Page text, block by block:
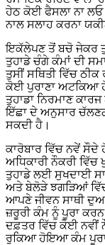
ਹੇਠ ਕੋਈ ਫੈਸਲਾ ਨਾ
ਨਾਲ ਸਲਾਹ ਕਰਨਾ
ਇਕੱਲੇਪਣ ਤੋਂ ਬਚੋ ਜੇਕਰ
ਤੁਹਾਡੇ ਚੰਗੇ ਕੰਮਾਂ ਦੀ
ਤੁਸੀਂ ਸਥਿਤੀ ਵਿੱਚ
ਕੋਈ ਪੁਰਾਣਾ ਅਟਕਿਆ
ਤੁਹਾਡਾ ਨਿਰਮਾਣ
ਇੱਛਾ ਦੇ ਅਨੁਸਾਰ
ਸਕਦੀ ਹੈ।
ਕਾਰੋਬਾਰ ਵਿੱਚ ਨਵੇਂ
ਅਧਿਕਾਰੀ ਨੌਕਰੀ
ਤੁਹਾਡੇ ਲਈ ਸੁਖਦਾਈ
ਅਤੇ ਬੇਲੋੜੇ ਝਗੜਿਆਂ
ਆਪਣੇ ਜੀਵਨ ਸਾਥੀ
ਜ਼ਰੂਰੀ ਕੰਮ ਨੂੰ ਪੂਰਾ
ਦਫ਼ਤਰ ਵਿੱਚ ਕੋਈ ਨਵੀਂ
ਰੁਕਿਆ ਹੋਇਆ ਕੰਮ ਪੂਰਾ